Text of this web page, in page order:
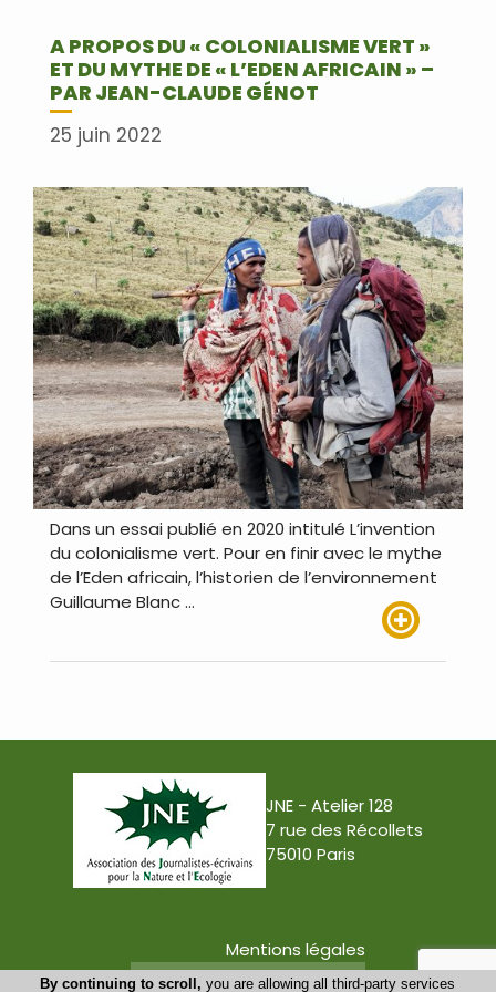
A PROPOS DU « COLONIALISME VERT »
ET DU MYTHE DE « L’EDEN AFRICAIN » –
PAR JEAN-CLAUDE GÉNOT
25 juin 2022
Dans un essai publié en 2020 intitulé L’invention
du colonialisme vert. Pour en finir avec le mythe
de l’Eden africain, l’historien de l’environnement
Guillaume Blanc …
JNE - Atelier 128
7 rue des Récollets
75010 Paris
Mentions légales
Conception : Tabula Rasa
By continuing to scroll, you are allowing all third-party services